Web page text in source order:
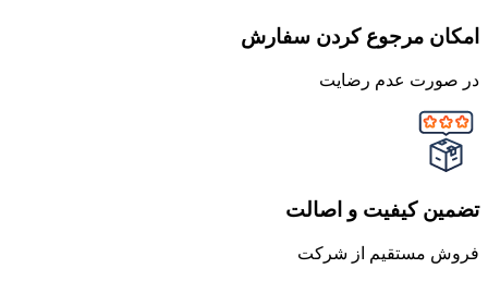
امکان مرجوع کردن سفارش
در صورت عدم رضایت
تضمین کیفیت و اصالت
فروش مستقیم از شرکت